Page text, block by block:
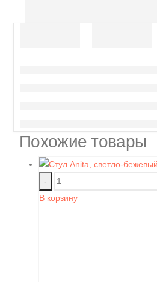
Похожие товары
-
В корзину